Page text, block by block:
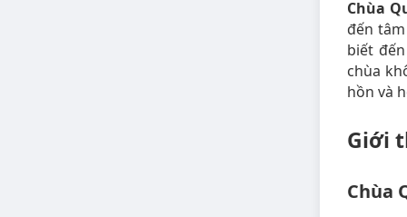
Chùa
đến
biết
chùa
hồn và
Giới
Chùa